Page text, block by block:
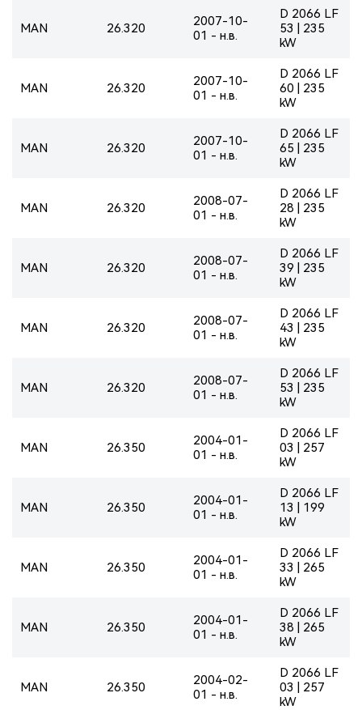
MAN 26.320
2007-10-
01 - н.в.
D 2066 LF
53 | 235
kW
MAN 26.320
2007-10-
01 - н.в.
D 2066 LF
60 | 235
kW
MAN 26.320
2007-10-
01 - н.в.
D 2066 LF
65 | 235
kW
MAN 26.320
2008-07-
01 - н.в.
D 2066 LF
28 | 235
kW
MAN 26.320
2008-07-
01 - н.в.
D 2066 LF
39 | 235
kW
MAN 26.320
2008-07-
01 - н.в.
D 2066 LF
43 | 235
kW
MAN 26.320
2008-07-
01 - н.в.
D 2066 LF
53 | 235
kW
MAN 26.350
2004-01-
01 - н.в.
D 2066 LF
03 | 257
kW
MAN 26.350
2004-01-
01 - н.в.
D 2066 LF
13 | 199
kW
MAN 26.350
2004-01-
01 - н.в.
D 2066 LF
33 | 265
kW
MAN 26.350
2004-01-
01 - н.в.
D 2066 LF
38 | 265
kW
MAN 26.350
2004-02-
01 - н.в.
D 2066 LF
03 | 257
kW